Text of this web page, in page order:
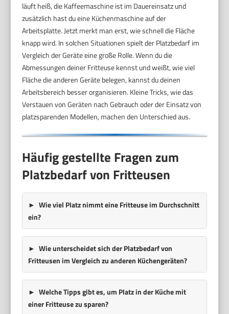
läuft heiß, die Kaffeemaschine ist im Dauereinsatz und
zusätzlich hast du eine Küchenmaschine auf der
Arbeitsplatte. Jetzt merkt man erst, wie schnell die Fläche
knapp wird. In solchen Situationen spielt der Platzbedarf im
Vergleich der Geräte eine große Rolle. Wenn du die
Abmessungen deiner Fritteuse kennst und weißt, wie viel
Fläche die anderen Geräte belegen, kannst du deinen
Arbeitsbereich besser organisieren. Kleine Tricks, wie das
Verstauen von Geräten nach Gebrauch oder der Einsatz von
platzsparenden Modellen, machen den Unterschied aus.
Häufig gestellte Fragen zum
Platzbedarf von Fritteusen
Wie viel Platz nimmt eine Fritteuse im Durchschnitt
ein?
Wie unterscheidet sich der Platzbedarf von
Fritteusen im Vergleich zu anderen Küchengeräten?
Welche Tipps gibt es, um Platz in der Küche mit
einer Fritteuse zu sparen?